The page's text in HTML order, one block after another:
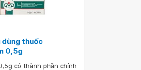
dùng thuốc
0,5g
có thành phần chính